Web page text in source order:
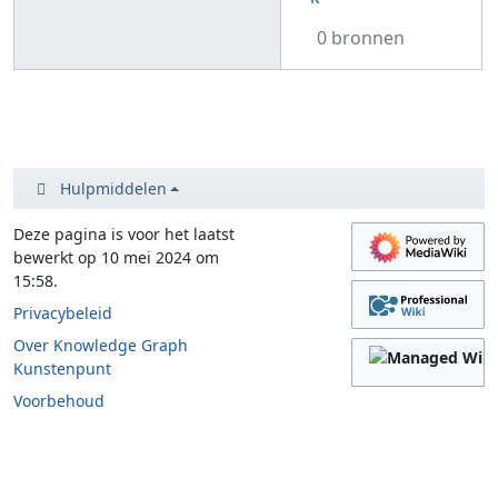
0 bronnen
Hulpmiddelen
Deze pagina is voor het laatst
bewerkt op 10 mei 2024 om
15:58.
Privacybeleid
Over Knowledge Graph
Kunstenpunt
Voorbehoud